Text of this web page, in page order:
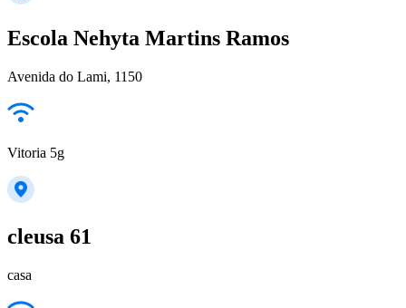
Escola Nehyta Martins Ramos
Avenida do Lami, 1150
Vitoria 5g
cleusa 61
casa